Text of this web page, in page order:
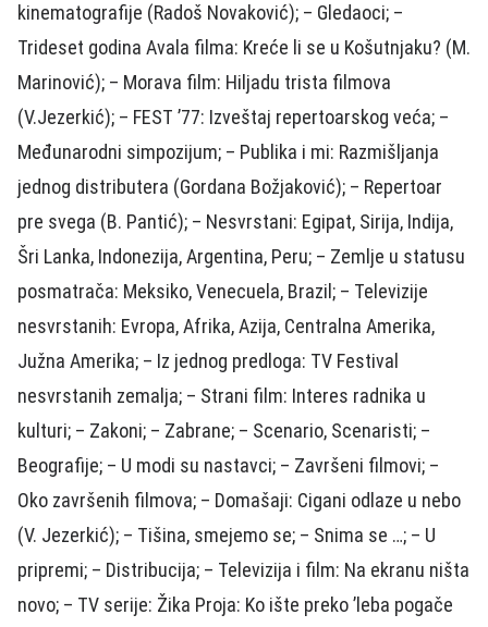
kinematografije (Radoš Novaković); – Gledaoci; –
Trideset godina Avala filma: Kreće li se u Košutnjaku? (M.
Marinović); – Morava film: Hiljadu trista filmova
(V.Jezerkić); – FEST ’77: Izveštaj repertoarskog veća; –
Međunarodni simpozijum; – Publika i mi: Razmišljanja
jednog distributera (Gordana Božjaković); – Repertoar
pre svega (B. Pantić); – Nesvrstani: Egipat, Sirija, Indija,
Šri Lanka, Indonezija, Argentina, Peru; – Zemlje u statusu
posmatrača: Meksiko, Venecuela, Brazil; – Televizije
nesvrstanih: Evropa, Afrika, Azija, Centralna Amerika,
Južna Amerika; – Iz jednog predloga: TV Festival
nesvrstanih zemalja; – Strani film: Interes radnika u
kulturi; – Zakoni; – Zabrane; – Scenario, Scenaristi; –
Beografije; – U modi su nastavci; – Završeni filmovi; –
Oko završenih filmova; – Domašaji: Cigani odlaze u nebo
(V. Jezerkić); – Tišina, smejemo se; – Snima se …; – U
pripremi; – Distribucija; – Televizija i film: Na ekranu ništa
novo; – TV serije: Žika Proja: Ko ište preko ’leba pogače